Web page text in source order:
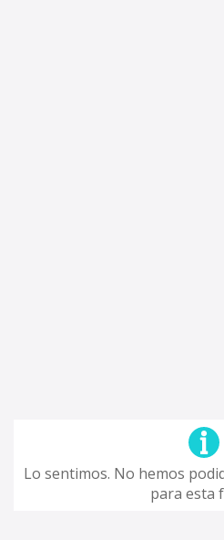
Lo sentimos. No hemos
para esta